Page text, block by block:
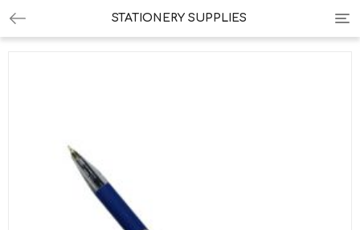
STATIONERY SUPPLIES